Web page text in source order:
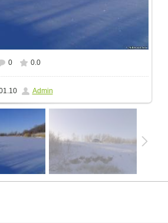
1500x1125
0 0.0
Admin